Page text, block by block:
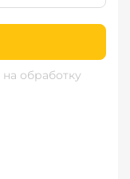
на обработку